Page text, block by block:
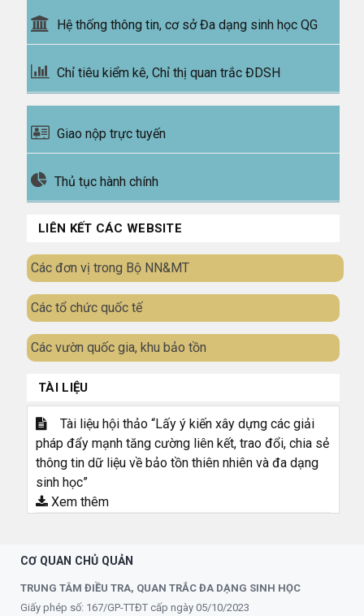
Hệ thống thông tin, cơ sở Đa dạng sinh học QG
Chỉ tiêu kiểm kê, Chỉ thị quan trắc ĐDSH
Giao nộp trực tuyến
Thủ tục hành chính
LIÊN KẾT CÁC WEBSITE
Các đơn vị trong Bộ NN&MT
Các tổ chức quốc tế
Các vườn quốc gia, khu bảo tồn
TÀI LIỆU
Tài liệu hội thảo “Lấy ý kiến xây dựng các giải
pháp đẩy mạnh tăng cường liên kết, trao đổi, chia sẻ
thông tin dữ liệu về bảo tồn thiên nhiên và đa dạng
sinh học”
Xem thêm
CƠ QUAN CHỦ QUẢN
TRUNG TÂM ĐIỀU TRA, QUAN TRẮC ĐA DẠNG SINH HỌC
Giấy phép số: 167/GP-TTĐT cấp ngày 05/10/2023